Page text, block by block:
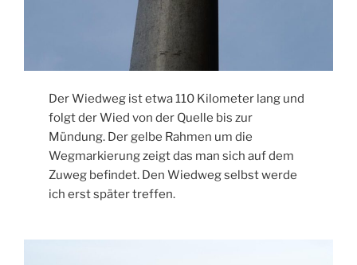
Der Wiedweg ist etwa 110 Kilometer lang und
folgt der Wied von der Quelle bis zur
Mündung. Der gelbe Rahmen um die
Wegmarkierung zeigt das man sich auf dem
Zuweg befindet. Den Wiedweg selbst werde
ich erst später treffen.